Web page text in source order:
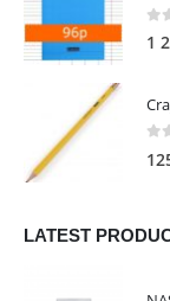
1
LATEST